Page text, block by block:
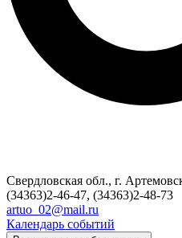
Свердловская обл., г.
(34363)2-46-47, (34363)2-48-73
artuo_02@mail.ru
Календарь событий